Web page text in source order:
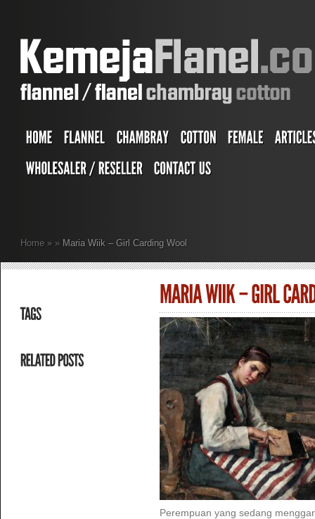
Home » » Maria Wiik – Girl Carding Wool
Perempuan yang sedang